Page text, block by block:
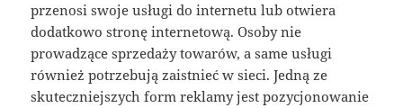
przenosi swoje usługi do internetu lub otwiera
dodatkowo stronę internetową. Osoby nie
prowadzące sprzedaży towarów, a same usługi
również potrzebują zaistnieć w sieci. Jedną ze
skuteczniejszych form reklamy jest pozycjonowanie